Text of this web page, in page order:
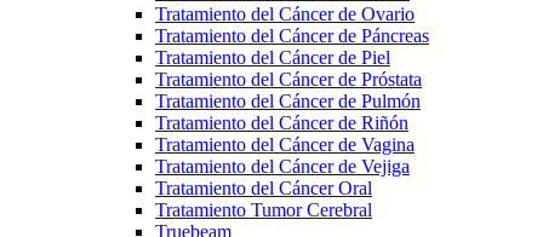
Tratamiento del Cáncer de Ovario
Tratamiento del Cáncer de Páncreas
Tratamiento del Cáncer de Piel
Tratamiento del Cáncer de Próstata
Tratamiento del Cáncer de Pulmón
Tratamiento del Cáncer de Riñón
Tratamiento del Cáncer de Vagina
Tratamiento del Cáncer de Vejiga
Tratamiento del Cáncer Oral
Tratamiento Tumor Cerebral
Truebeam